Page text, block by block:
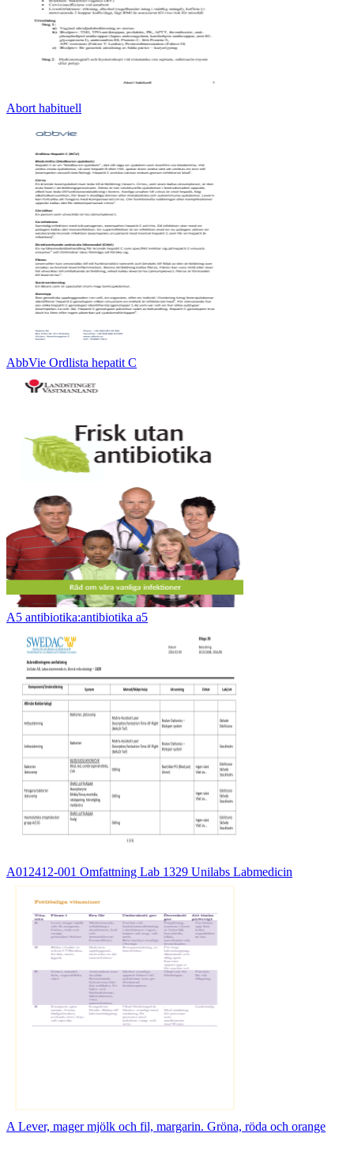
Abort habituell
AbbVie Ordlista hepatit C
A5 antibiotika:antibiotika a5
A012412-001 Omfattning Lab 1329 Unilabs Labmedicin
A Lever, mager mjölk och fil, margarin. Gröna, röda och orange